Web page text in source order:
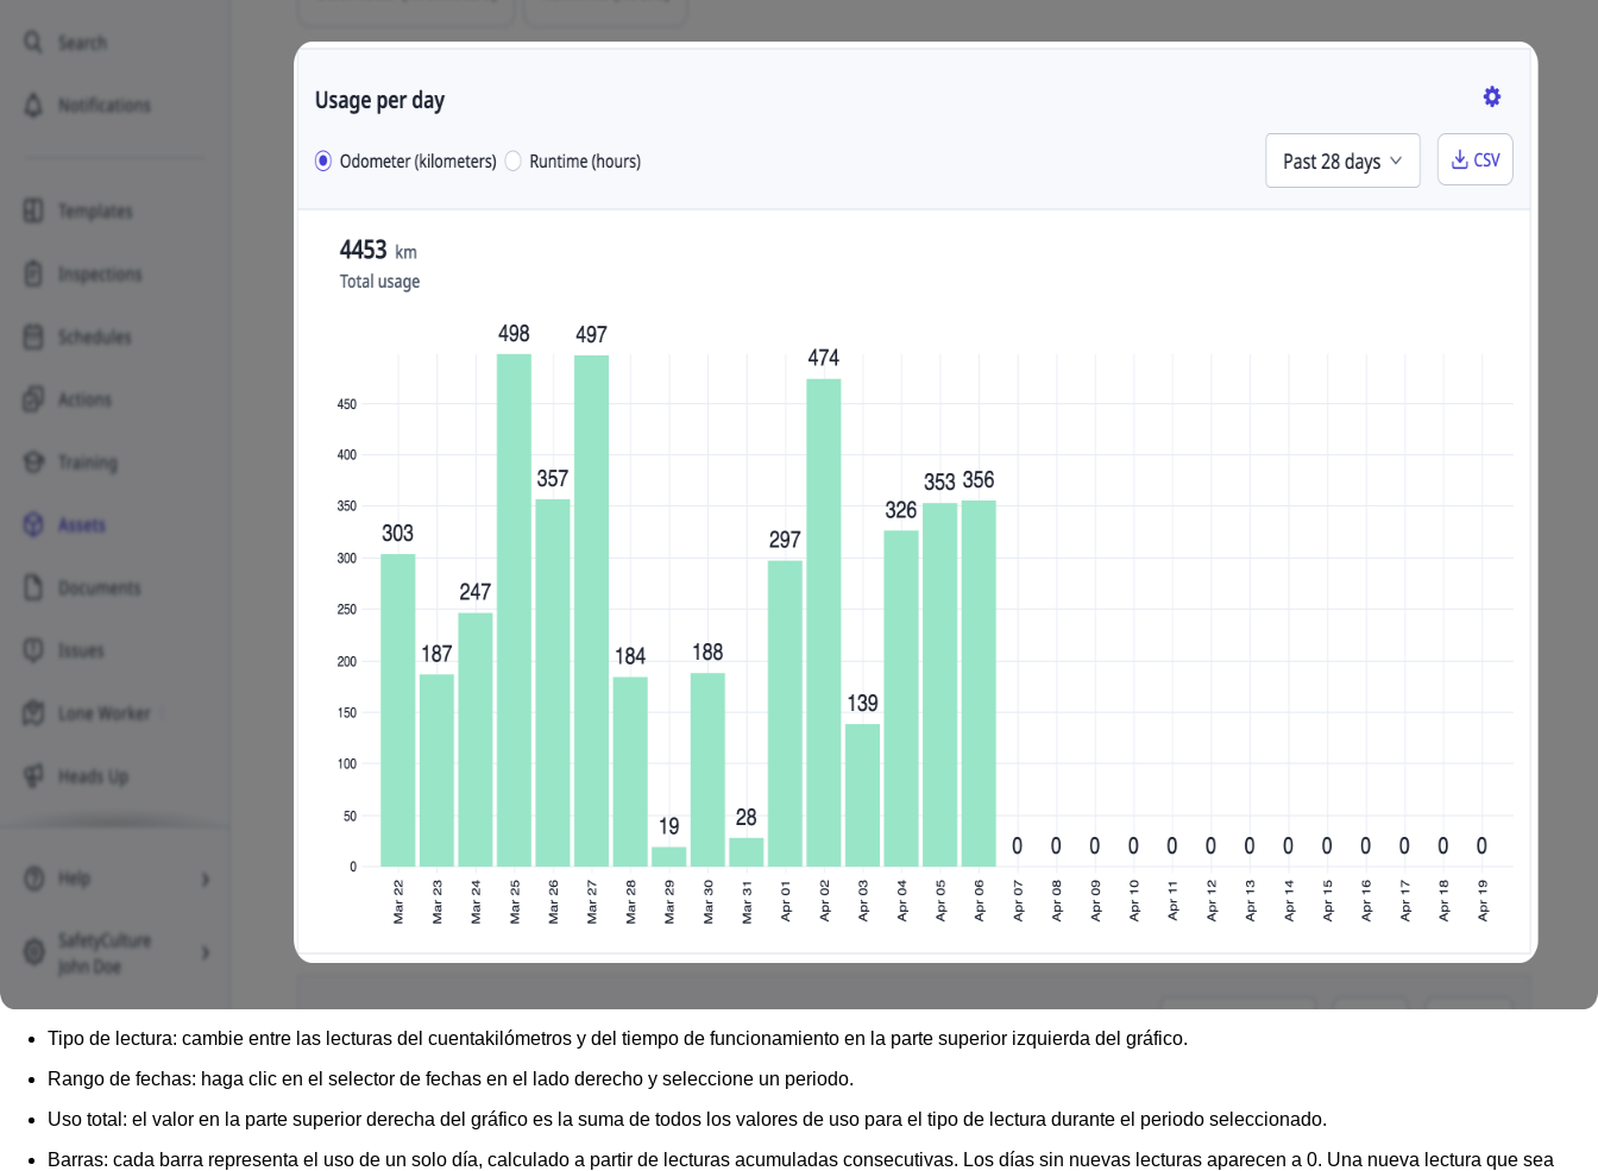
Tipo de lectura: cambie entre las lecturas del cuentakilómetros y del tiempo de funcionamiento en la parte superior izquierda del gráfico.
Rango de fechas: haga clic en el selector de fechas en el lado derecho y seleccione un periodo.
Uso total: el valor en la parte superior derecha del gráfico es la suma de todos los valores de uso para el tipo de lectura durante el periodo seleccionado.
Barras: cada barra representa el uso de un solo día, calculado a partir de lecturas acumuladas consecutivas. Los días sin nuevas lecturas aparecen a 0. Una nueva lectura que sea